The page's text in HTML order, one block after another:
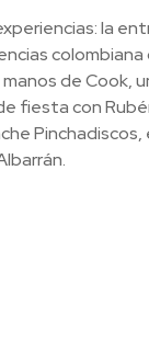
la
de Cook,
fiesta con